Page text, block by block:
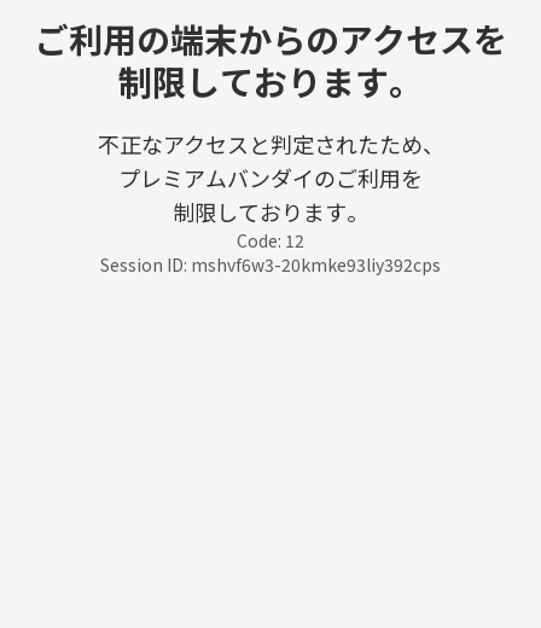
ご利用の端末からのアクセスを
制限しております。
不正なアクセスと判定されたため、
プレミアムバンダイのご利用を
制限しております。
Code: 12
Session ID: mshvf6w3-20kmke93liy392cps